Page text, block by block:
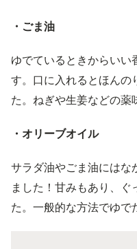
・ごま油
ゆでているときからいい
す。口に入れるとほんの
た。ねぎや生姜などの薬
・オリーブオイル
サラダ油やごま油にはな
ました！甘みもあり、
た。一般的な方法でゆで